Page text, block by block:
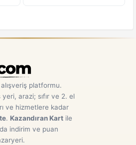
alışveriş platformu.
yeri, arazi; sıfır ve 2. el
ve hizmetlere kadar
. Kazandıran Kart ile
indirim ve puan